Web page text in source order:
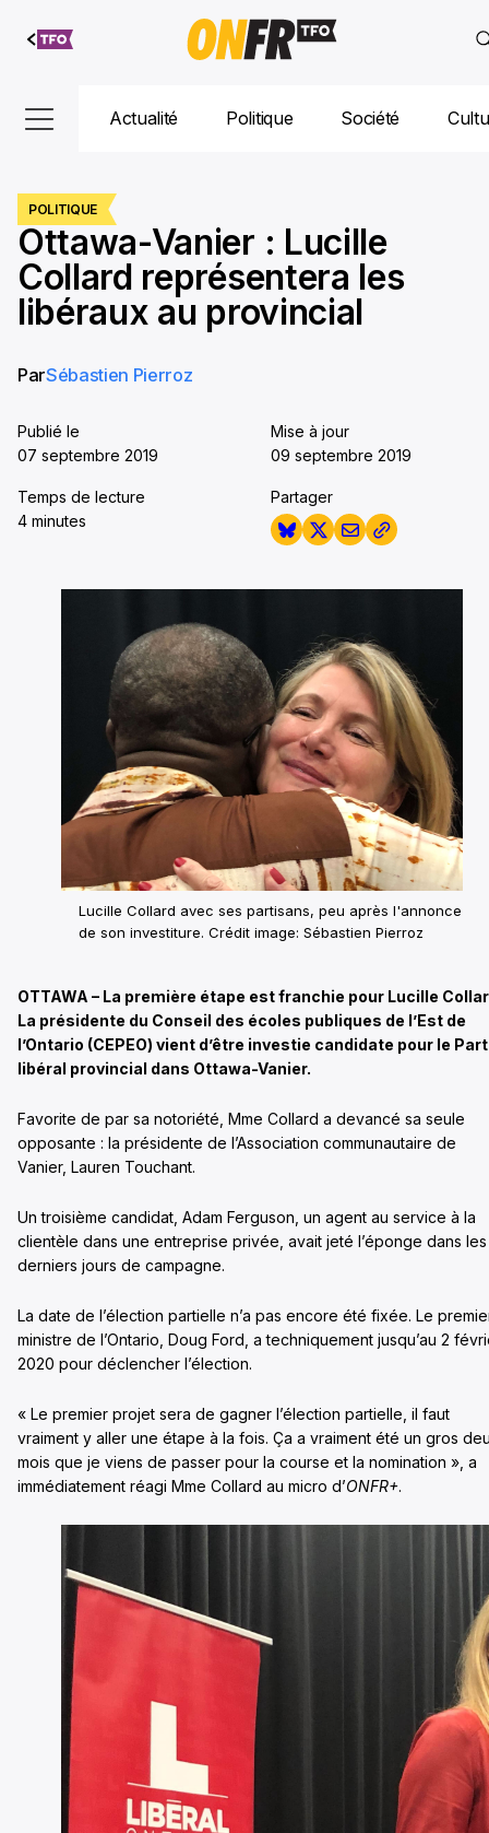
Aller au
contenu
Actualité Politique Société
POLITIQUE
Ottawa-Vanier : Lucille
Collard représentera les
libéraux au provincial
ParSébastien Pierroz
Publié le
07 septembre 2019
Mise à jour
09 septembre 2019
Temps de lecture
4 minutes
Partager
Lucille Collard avec ses partisans, peu après l'annonce
de son investiture. Crédit image: Sébastien Pierroz
OTTAWA – La première étape est franchie pour Lucille
La présidente du Conseil des écoles publiques de l’Est de
l’Ontario (CEPEO) vient d’être investie candidate pour le
libéral provincial dans Ottawa-Vanier.
Favorite de par sa notoriété, Mme Collard a devancé sa seule
opposante : la présidente de l’Association communautaire de
Vanier, Lauren Touchant.
Un troisième candidat, Adam Ferguson, un agent au service à la
clientèle dans une entreprise privée, avait jeté l’éponge dans les
derniers jours de campagne.
La date de l’élection partielle n’a pas encore été fixée. Le
ministre de l’Ontario, Doug Ford, a techniquement jusqu’au 2
2020 pour déclencher l’élection.
« Le premier projet sera de gagner l’élection partielle, il faut
vraiment y aller une étape à la fois. Ça a vraiment été un gros
mois que je viens de passer pour la course et la nomination », a
immédiatement réagi Mme Collard au micro d’ONFR+.